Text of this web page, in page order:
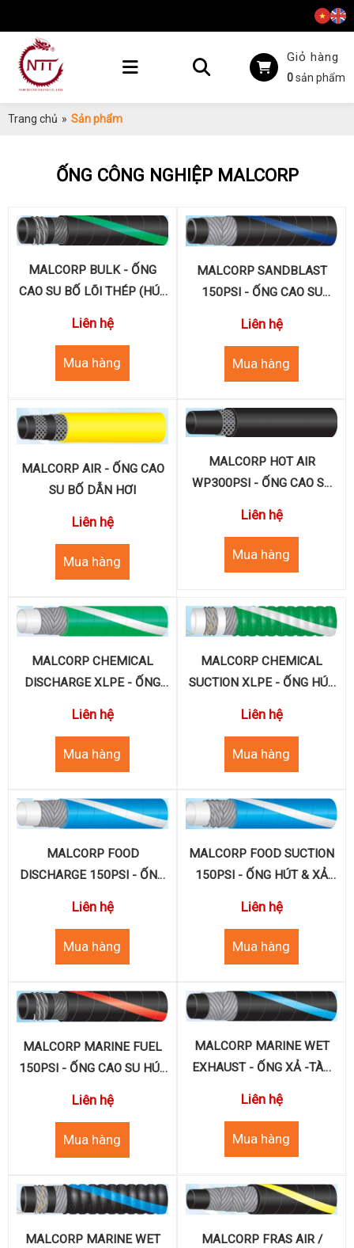
Giỏ hàng
0sản phẩm
Trang chủ » Sản phẩm
ỐNG CÔNG NGHIỆP MALCORP
MALCORP BULK - ỐNG
CAO SU BỐ LÕI THÉP (HÚT
Liên hệ
MALCORP SANDBLAST
150PSI - ỐNG CAO SU
Liên hệ
MALCORP AIR - ỐNG CAO
SU BỐ DẪN HƠI
Liên hệ
MALCORP HOT AIR
WP300PSI - ỐNG CAO SU
Liên hệ
MALCORP CHEMICAL
DISCHARGE XLPE - ỐNG
Liên hệ
MALCORP CHEMICAL
SUCTION XLPE - ỐNG HÚT
Liên hệ
MALCORP FOOD
DISCHARGE 150PSI - ỐNG
Liên hệ
MALCORP FOOD SUCTION
150PSI - ỐNG HÚT & XẢ
Liên hệ
MALCORP MARINE FUEL
150PSI - ỐNG CAO SU HÚT
Liên hệ
MALCORP MARINE WET
EXHAUST - ỐNG XẢ -TÀU
Liên hệ
MALCORP MARINE WET
MALCORP FRAS AIR /